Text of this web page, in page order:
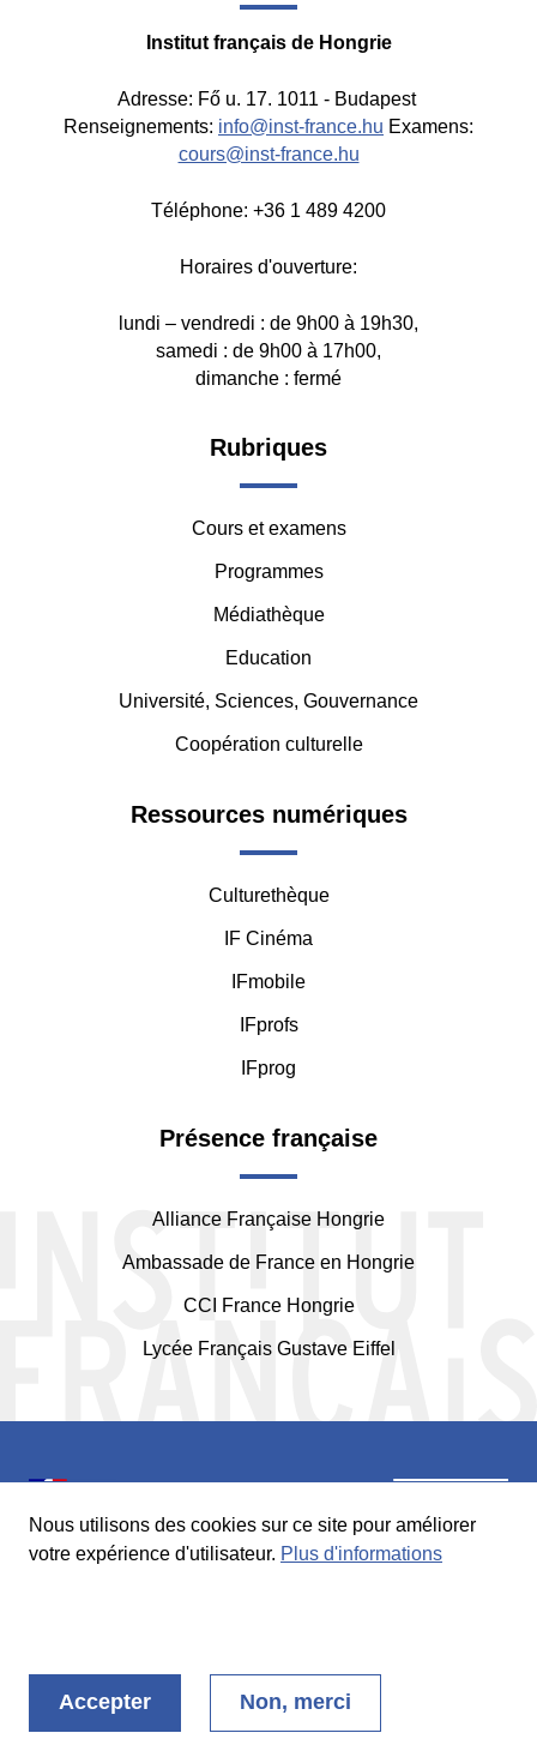
Institut français de Hongrie
Adresse: Fő u. 17. 1011 - Budapest
Renseignements: info@inst-france.hu Examens:
cours@inst-france.hu
Téléphone: +36 1 489 4200
Horaires d'ouverture:
lundi – vendredi : de 9h00 à 19h30,
samedi : de 9h00 à 17h00,
dimanche : fermé
Rubriques
Cours et examens
Programmes
Médiathèque
Education
Université, Sciences, Gouvernance
Coopération culturelle
Ressources numériques
Culturethèque
IF Cinéma
IFmobile
IFprofs
IFprog
Présence française
Alliance Française Hongrie
Ambassade de France en Hongrie
CCI France Hongrie
Lycée Français Gustave Eiffel
Footer
-
Social
Nous utilisons des cookies sur ce site pour améliorer
votre expérience d'utilisateur. Plus d'informations
Accepter Non, merci